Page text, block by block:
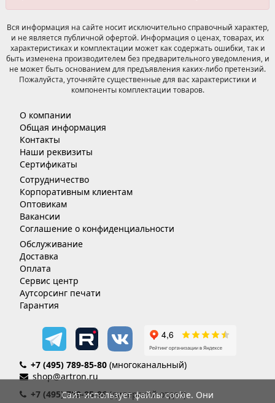
Вся информация на сайте носит исключительно справочный характер,
и не является публичной офертой. Информация о ценах, товарах, их
характеристиках и комплектации может как содержать ошибки, так и
быть изменена производителем без предварительного уведомления, и
не может быть основанием для предъявления каких-либо претензий.
Пожалуйста, уточняйте существенные для вас характеристики и
компоненты комплектации товаров.
О компании
Общая информация
Контакты
Наши реквизиты
Сертификаты
Сотрудничество
Корпоративным клиентам
Оптовикам
Вакансии
Соглашение о конфиденциальности
Обслуживание
Доставка
Оплата
Сервис центр
Аутсорсинг печати
Гарантия
+7 (495) 789-85-80 (многоканальный)
shop@artron.ru
+7 (495) 789-85-86(дилерский отдел)
Сайт использует файлы cookie. Они